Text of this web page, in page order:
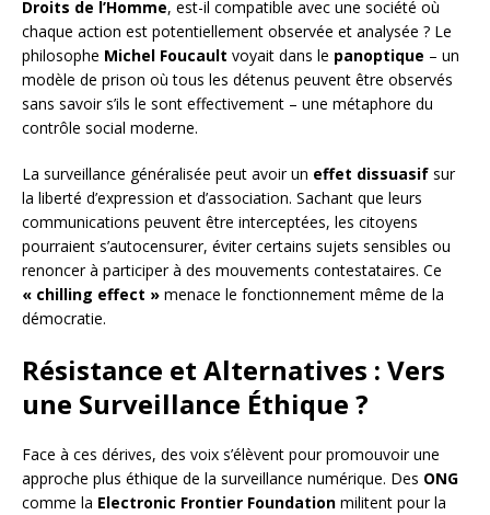
Droits de l’Homme, est-il compatible avec une société où
chaque action est potentiellement observée et analysée ? Le
philosophe Michel Foucault voyait dans le panoptique – un
modèle de prison où tous les détenus peuvent être observés
sans savoir s’ils le sont effectivement – une métaphore du
contrôle social moderne.
La surveillance généralisée peut avoir un effet dissuasif sur
la liberté d’expression et d’association. Sachant que leurs
communications peuvent être interceptées, les citoyens
pourraient s’autocensurer, éviter certains sujets sensibles ou
renoncer à participer à des mouvements contestataires. Ce
« chilling effect » menace le fonctionnement même de la
démocratie.
Résistance et Alternatives : Vers
une Surveillance Éthique ?
Face à ces dérives, des voix s’élèvent pour promouvoir une
approche plus éthique de la surveillance numérique. Des ONG
comme la Electronic Frontier Foundation militent pour la